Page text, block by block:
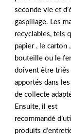
seconde vie et
gaspillage. Les
recyclables, tels
papier , le carton
bouteille ou le
doivent être triés
apportés dans
de collecte
Ensuite, il est
recommandé
produits